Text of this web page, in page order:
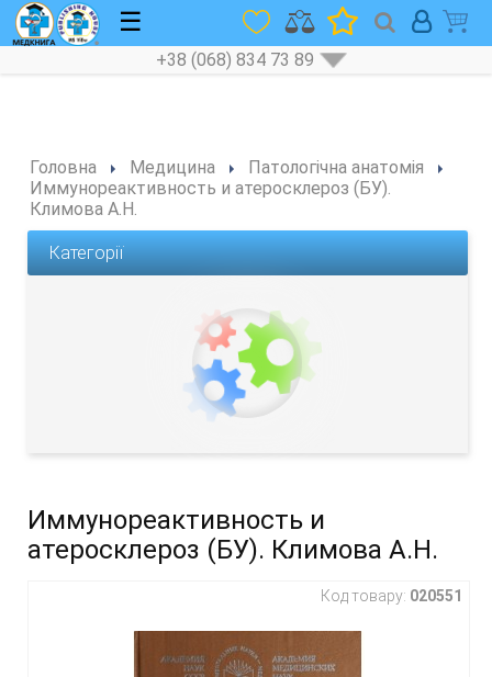
☰
+38 (068) 834 73 89
Головна Медицина
Патологічна анатомія
Иммунореактивность и атеросклероз (БУ).
Климова А.Н.
Категорії
Иммунореактивность и
атеросклероз (БУ). Климова А.Н.
Код товару: 020551